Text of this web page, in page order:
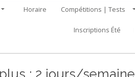
Horaire Compétitions | Tests
Inscriptions Été
: 2 jours/semaine